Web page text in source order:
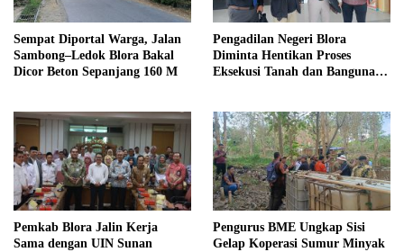
Sempat Diportal Warga, Jalan
Sambong–Ledok Blora Bakal
Dicor Beton Sepanjang 160 M
Pengadilan Negeri Blora
Diminta Hentikan Proses
Eksekusi Tanah dan Bangunan
‎Pemkab Blora Jalin Kerja
Sama dengan UIN Sunan
Pengurus BME Ungkap Sisi
Gelap Koperasi Sumur Minyak